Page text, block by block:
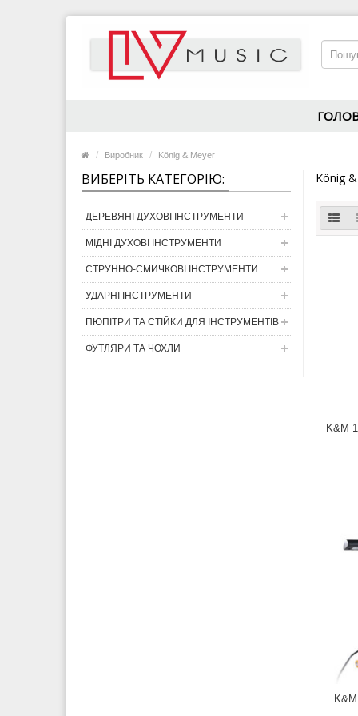
Виробник König & Meyer
ВИБЕРІТЬ КАТЕГОРІЮ:
ДЕРЕВЯНІ ДУХОВІ ІНСТРУМЕНТИ
МІДНІ ДУХОВІ ІНСТРУМЕНТИ
СТРУННО-СМИЧКОВІ ІНСТРУМЕНТИ
УДАРНІ ІНСТРУМЕНТИ
ПЮПІТРИ ТА СТІЙКИ ДЛЯ ІНСТРУМЕНТІВ
ФУТЛЯРИ ТА ЧОХЛИ
König
K&M